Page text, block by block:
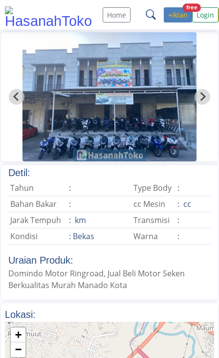
Home +Iklan
free
Login
Detil:
Tahun
: Type Body :
Bahan Bakar
: cc Mesin
: cc
Jarak Tempuh
: km Transmisi
:
Kondisi
: Bekas Warna :
Uraian Produk:
Domindo Motor Ringroad, Jual Beli Motor Seken
Berkualitas Murah Manado Kota
Lokasi:
+
−